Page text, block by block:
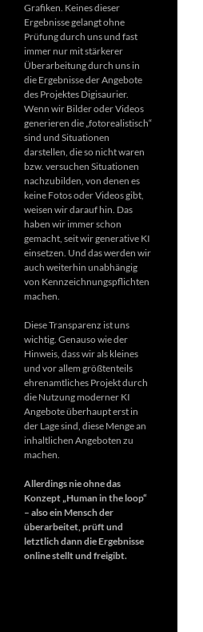
Grafiken. Keines dieser
Ergebnisse gelangt ohne
Prüfung durch uns und fast
immer nur mit stärkerer
Überarbeitung durch uns in
die Ergebnisse der Angebote
des Projektes Digisaurier.
Wenn wir Bilder oder Videos
generieren die „fotorealistisch“
sind und Situationen
darstellen, die so nicht waren
bzw. versuchen Situationen
nachzubilden, von denen es
keine Fotos oder Videos gibt,
weisen wir darauf hin. Das
haben wir immer schon
gemacht, seit wir generative KI
einsetzen. Und das werden wir
auch weiterhin unabhängig
von Kennzeichnungspflichten
machen.
Diese Transparenz ist uns
wichtig. Genauso wie der
Hinweis, dass wir als kleines
und vor allem größtenteils
ehrenamtliches Projekt durch
die Nutzung moderner KI
Angebote überhaupt erst in
der Lage sind, diese Menge an
inhaltlichen Angeboten zu
machen.
Allerdings nie ohne das
Konzept „Human in the loop“
– also ein Mensch der
überarbeitet, prüft und
letztlich dann die Ergebnisse
online stellt und freigibt.